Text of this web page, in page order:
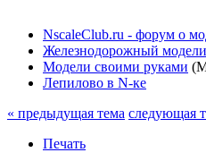
NscaleClub.ru - форум о
Железнодорожный
Модели своими руками
Лепилово в N-ке
« предыдущая тема следующая
Печать